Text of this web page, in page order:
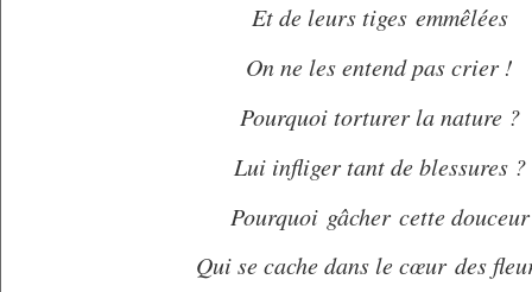
Et de leurs tiges emmêlées
On ne les entend pas crier !
Pourquoi torturer la nature ?
Lui infliger tant de blessures ?
Pourquoi gâcher cette douceur
Qui se cache dans le cœur des